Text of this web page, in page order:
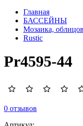
Главная
БАССЕЙНЫ
Мозаика,
Rustic
Pr4595-44
0 отзывов